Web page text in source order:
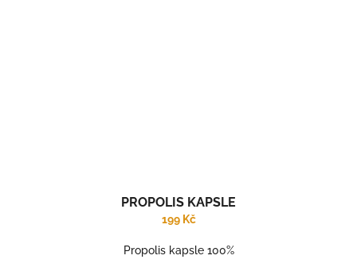
PROPOLIS KAPSLE
199 Kč
Propolis kapsle 100%